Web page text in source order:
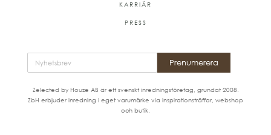
KARRIÄR
PRESS
Prenumerera
Zelected by Houze AB är ett svenskt inredningsföretag, grundat 2008.
ZbH erbjuder inredning i eget varumärke via inspirationsträffar, webshop
och butik.